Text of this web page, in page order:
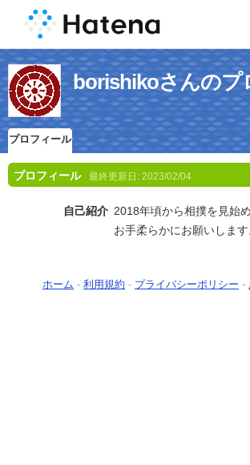
borishikoさんのプ
プロフィール
プロフィール 最終更新日: 2023/02/04
自己紹介 2018年頃から相撲を見始
お手柔らかにお願いします
ホーム - 利用規約 - プライバシーポリシー -